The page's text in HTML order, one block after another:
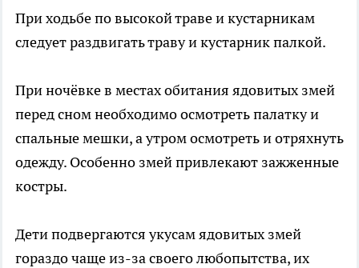
При ходьбе по высокой траве и кустарникам
следует раздвигать траву и кустарник палкой.
При ночёвке в местах обитания ядовитых змей
перед сном необходимо осмотреть палатку и
спальные мешки, а утром осмотреть и отряхнуть
одежду. Особенно змей привлекают зажженные
костры.
Дети подвергаются укусам ядовитых змей
гораздо чаще из-за своего любопытства, их